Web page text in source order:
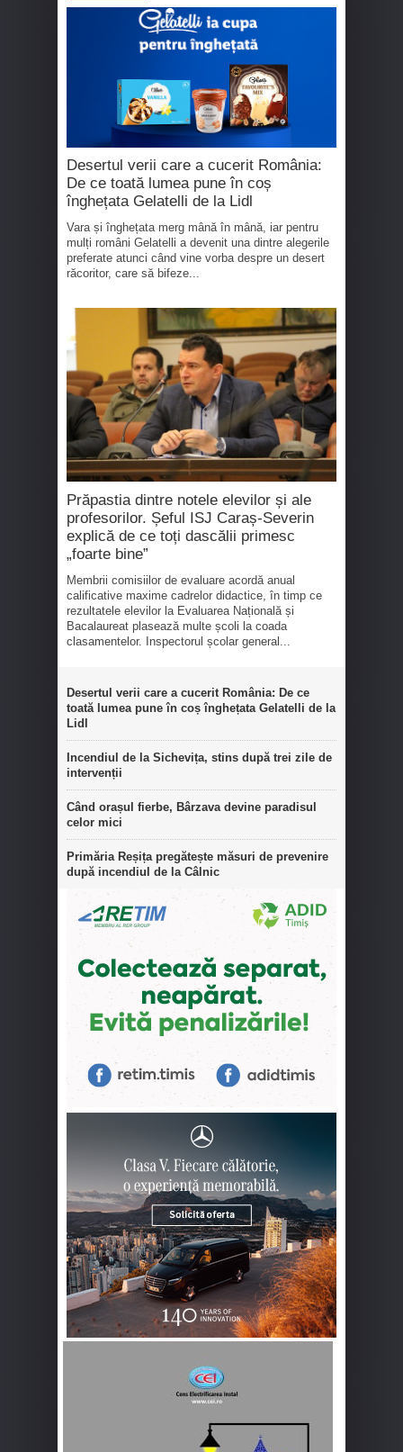
Desertul verii care a cucerit România:
De ce toată lumea pune în coș
înghețata Gelatelli de la Lidl
Vara și înghețata merg mână în mână, iar pentru
mulți români Gelatelli a devenit una dintre alegerile
preferate atunci când vine vorba despre un desert
răcoritor, care să bifeze...
Prăpastia dintre notele elevilor și ale
profesorilor. Șeful ISJ Caraș-Severin
explică de ce toți dascălii primesc
„foarte bine”
Membrii comisiilor de evaluare acordă anual
calificative maxime cadrelor didactice, în timp ce
rezultatele elevilor la Evaluarea Națională și
Bacalaureat plasează multe școli la coada
clasamentelor. Inspectorul școlar general...
Desertul verii care a cucerit România: De ce
toată lumea pune în coș înghețata Gelatelli de la
Lidl
Incendiul de la Sichevița, stins după trei zile de
intervenții
Când orașul fierbe, Bârzava devine paradisul
celor mici
Primăria Reșița pregătește măsuri de prevenire
după incendiul de la Câlnic